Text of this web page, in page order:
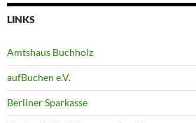
LINKS
Amtshaus Buchholz
aufBuchen e.V.
Berliner Sparkasse